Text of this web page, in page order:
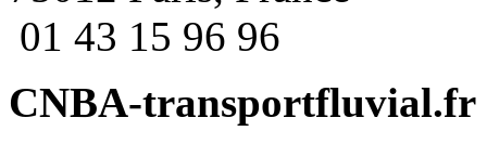
01 43 15 96 96
CNBA-transportfluvial.fr